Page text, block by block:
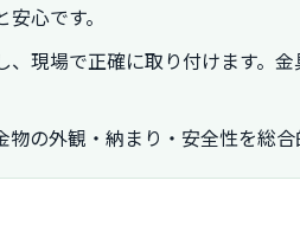
心です。
、現場で正確に取り付けます。
物の外観・納まり・安全性を総合